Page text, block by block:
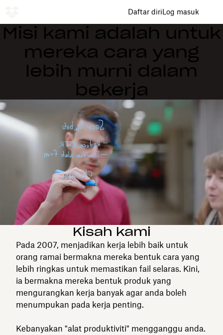
Daftar diriLog masuk
Misi kami adalah untuk
mereka cara yang
lebih murni dalam
bekerja
Kisah kami
Pada 2007, menjadikan kerja lebih baik untuk
orang ramai bermakna mereka bentuk cara yang
lebih ringkas untuk memastikan fail selaras. Kini,
ia bermakna mereka bentuk produk yang
mengurangkan kerja banyak agar anda boleh
menumpukan pada kerja penting.
Kebanyakan "alat produktiviti" mengganggu anda.